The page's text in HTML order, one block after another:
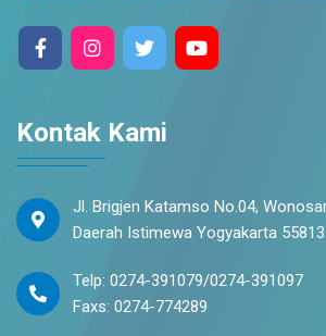
Kontak Kami
Jl. Brigjen Katamso No.04,
Daerah Istimewa Yogyakarta 55813
Telp: 0274-391079/0274-391097
Faxs: 0274-774289